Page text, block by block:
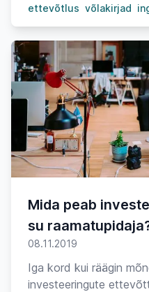
ettevõtlus võlakirjad
Mida peab
su
08.11.2019
Iga kord kui räägin
investeeringute